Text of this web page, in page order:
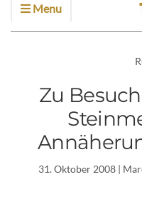
Menu
Zu
31. Oktober 2008 |